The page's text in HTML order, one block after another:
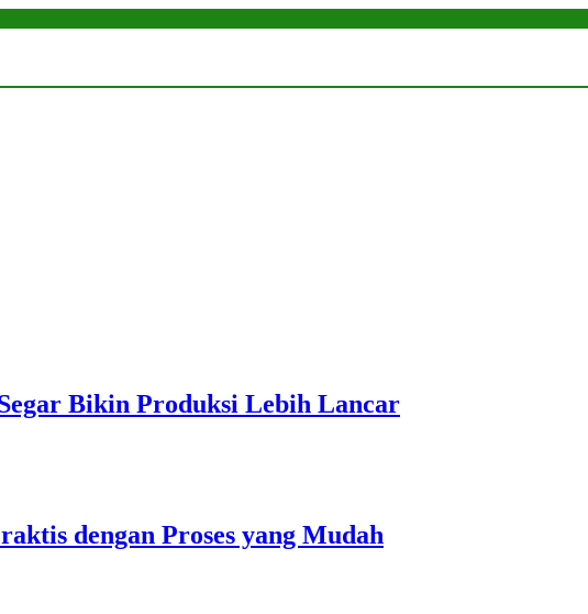
Bikin Produksi Lebih Lancar
dengan Proses yang Mudah